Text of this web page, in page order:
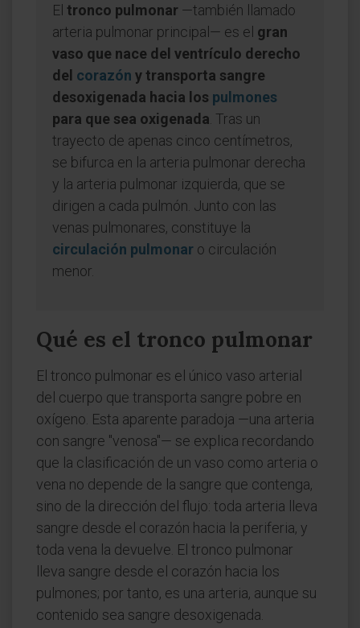
El tronco pulmonar —también llamado
arteria pulmonar principal— es el gran
vaso que nace del ventrículo derecho
del corazón y transporta sangre
desoxigenada hacia los pulmones
para que sea oxigenada . Tras un
trayecto de apenas cinco centímetros,
se bifurca en la arteria pulmonar derecha
y la arteria pulmonar izquierda, que se
dirigen a cada pulmón. Junto con las
venas pulmonares, constituye la
circulación pulmonar o circulación
menor.
Qué es el tronco pulmonar
El tronco pulmonar es el único vaso arterial
del cuerpo que transporta sangre pobre en
oxígeno. Esta aparente paradoja —una arteria
con sangre "venosa"— se explica recordando
que la clasificación de un vaso como arteria o
vena no depende de la sangre que contenga,
sino de la dirección del flujo: toda arteria lleva
sangre desde el corazón hacia la periferia, y
toda vena la devuelve. El tronco pulmonar
lleva sangre desde el corazón hacia los
pulmones; por tanto, es una arteria, aunque su
contenido sea sangre desoxigenada.